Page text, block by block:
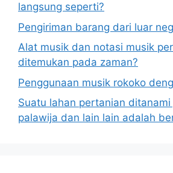
langsung seperti?
Pengiriman barang dari luar
Alat musik dan notasi musik
ditemukan pada zaman?
Penggunaan musik rokoko
Suatu lahan pertanian
palawija dan lain lain adalah